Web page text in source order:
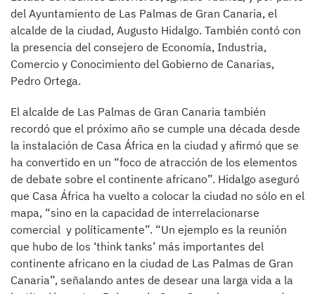
del Ayuntamiento de Las Palmas de Gran Canaria, el
alcalde de la ciudad, Augusto Hidalgo. También contó con
la presencia del consejero de Economía, Industria,
Comercio y Conocimiento del Gobierno de Canarias,
Pedro Ortega.
El alcalde de Las Palmas de Gran Canaria también
recordó que el próximo año se cumple una década desde
la instalación de Casa África en la ciudad y afirmó que se
ha convertido en un “foco de atracción de los elementos
de debate sobre el continente africano”. Hidalgo aseguró
que Casa África ha vuelto a colocar la ciudad no sólo en el
mapa, “sino en la capacidad de interrelacionarse
comercial y políticamente”. “Un ejemplo es la reunión
que hubo de los ‘think tanks’ más importantes del
continente africano en la ciudad de Las Palmas de Gran
Canaria”, señalando antes de desear una larga vida a la